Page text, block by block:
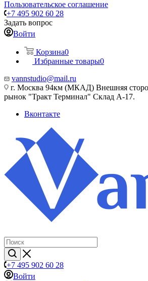
Пользовательское соглашение
+7 495 902 60 28
Задать вопрос
Войти
Корзина0
Избранные товары0
vannstudio@mail.ru
г. Москва 94км (МКАД) Внешняя
рынок "Тракт Терминал" Склад А-17.
Вконтакте
+7 495 902 60 28
Войти